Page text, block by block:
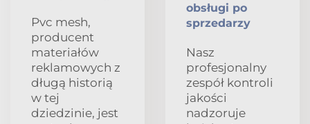
Pvc mesh,
producent
materiałów
reklamowych z
długą historią
w tej
dziedzinie, jest
obsługi po
sprzedarzy
Nasz
profesjonalny
zespół kontroli
jakości
nadzoruje